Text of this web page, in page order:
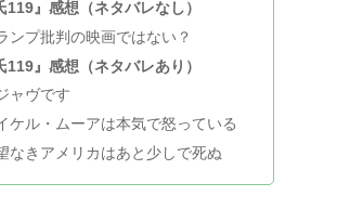
119』感想（ネタバレなし）
ンプ批判の映画ではない？
119』感想（ネタバレあり）
ャヴです
ケル・ムーアは本気で怒っている
なきアメリカはあと少しで死ぬ